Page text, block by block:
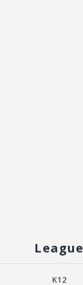
League
K12